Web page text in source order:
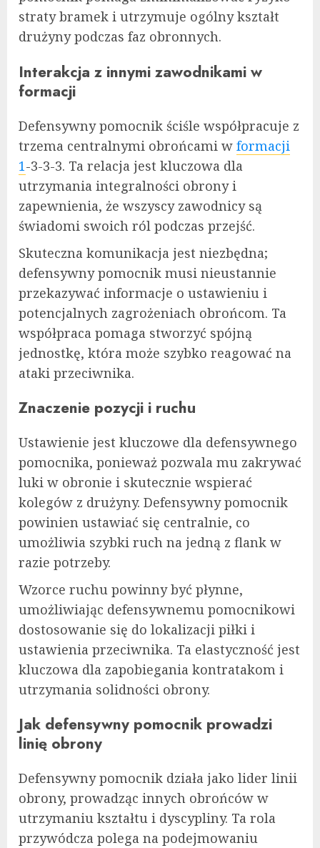
straty bramek i utrzymuje ogólny kształt
drużyny podczas faz obronnych.
Interakcja z innymi zawodnikami w
formacji
Defensywny pomocnik ściśle współpracuje z
trzema centralnymi obrońcami w formacji
1-3-3-3. Ta relacja jest kluczowa dla
utrzymania integralności obrony i
zapewnienia, że wszyscy zawodnicy są
świadomi swoich ról podczas przejść.
Skuteczna komunikacja jest niezbędna;
defensywny pomocnik musi nieustannie
przekazywać informacje o ustawieniu i
potencjalnych zagrożeniach obrońcom. Ta
współpraca pomaga stworzyć spójną
jednostkę, która może szybko reagować na
ataki przeciwnika.
Znaczenie pozycji i ruchu
Ustawienie jest kluczowe dla defensywnego
pomocnika, ponieważ pozwala mu zakrywać
luki w obronie i skutecznie wspierać
kolegów z drużyny. Defensywny pomocnik
powinien ustawiać się centralnie, co
umożliwia szybki ruch na jedną z flank w
razie potrzeby.
Wzorce ruchu powinny być płynne,
umożliwiając defensywnemu pomocnikowi
dostosowanie się do lokalizacji piłki i
ustawienia przeciwnika. Ta elastyczność jest
kluczowa dla zapobiegania kontratakom i
utrzymania solidności obrony.
Jak defensywny pomocnik prowadzi
linię obrony
Defensywny pomocnik działa jako lider linii
obrony, prowadząc innych obrońców w
utrzymaniu kształtu i dyscypliny. Ta rola
przywódcza polega na podejmowaniu